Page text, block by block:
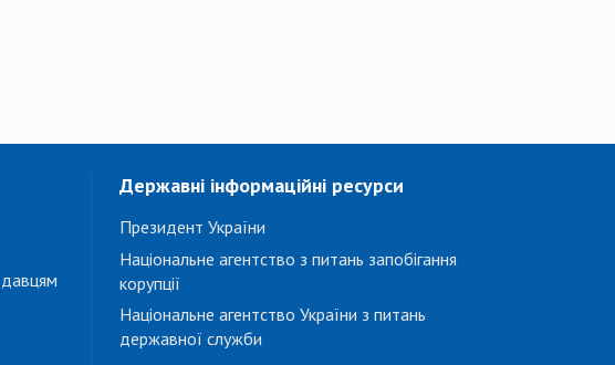
Державні інформаційні ресурси
Президент України
Національне агентство з питань запобігання
корупції
Національне агентство України з питань
державної служби